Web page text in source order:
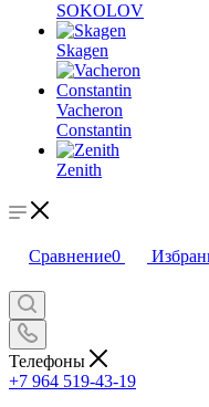
SOKOLOV
Skagen
Vacheron
Constantin
Zenith
Сравнение0
Телефоны
+7 964 519-43-19